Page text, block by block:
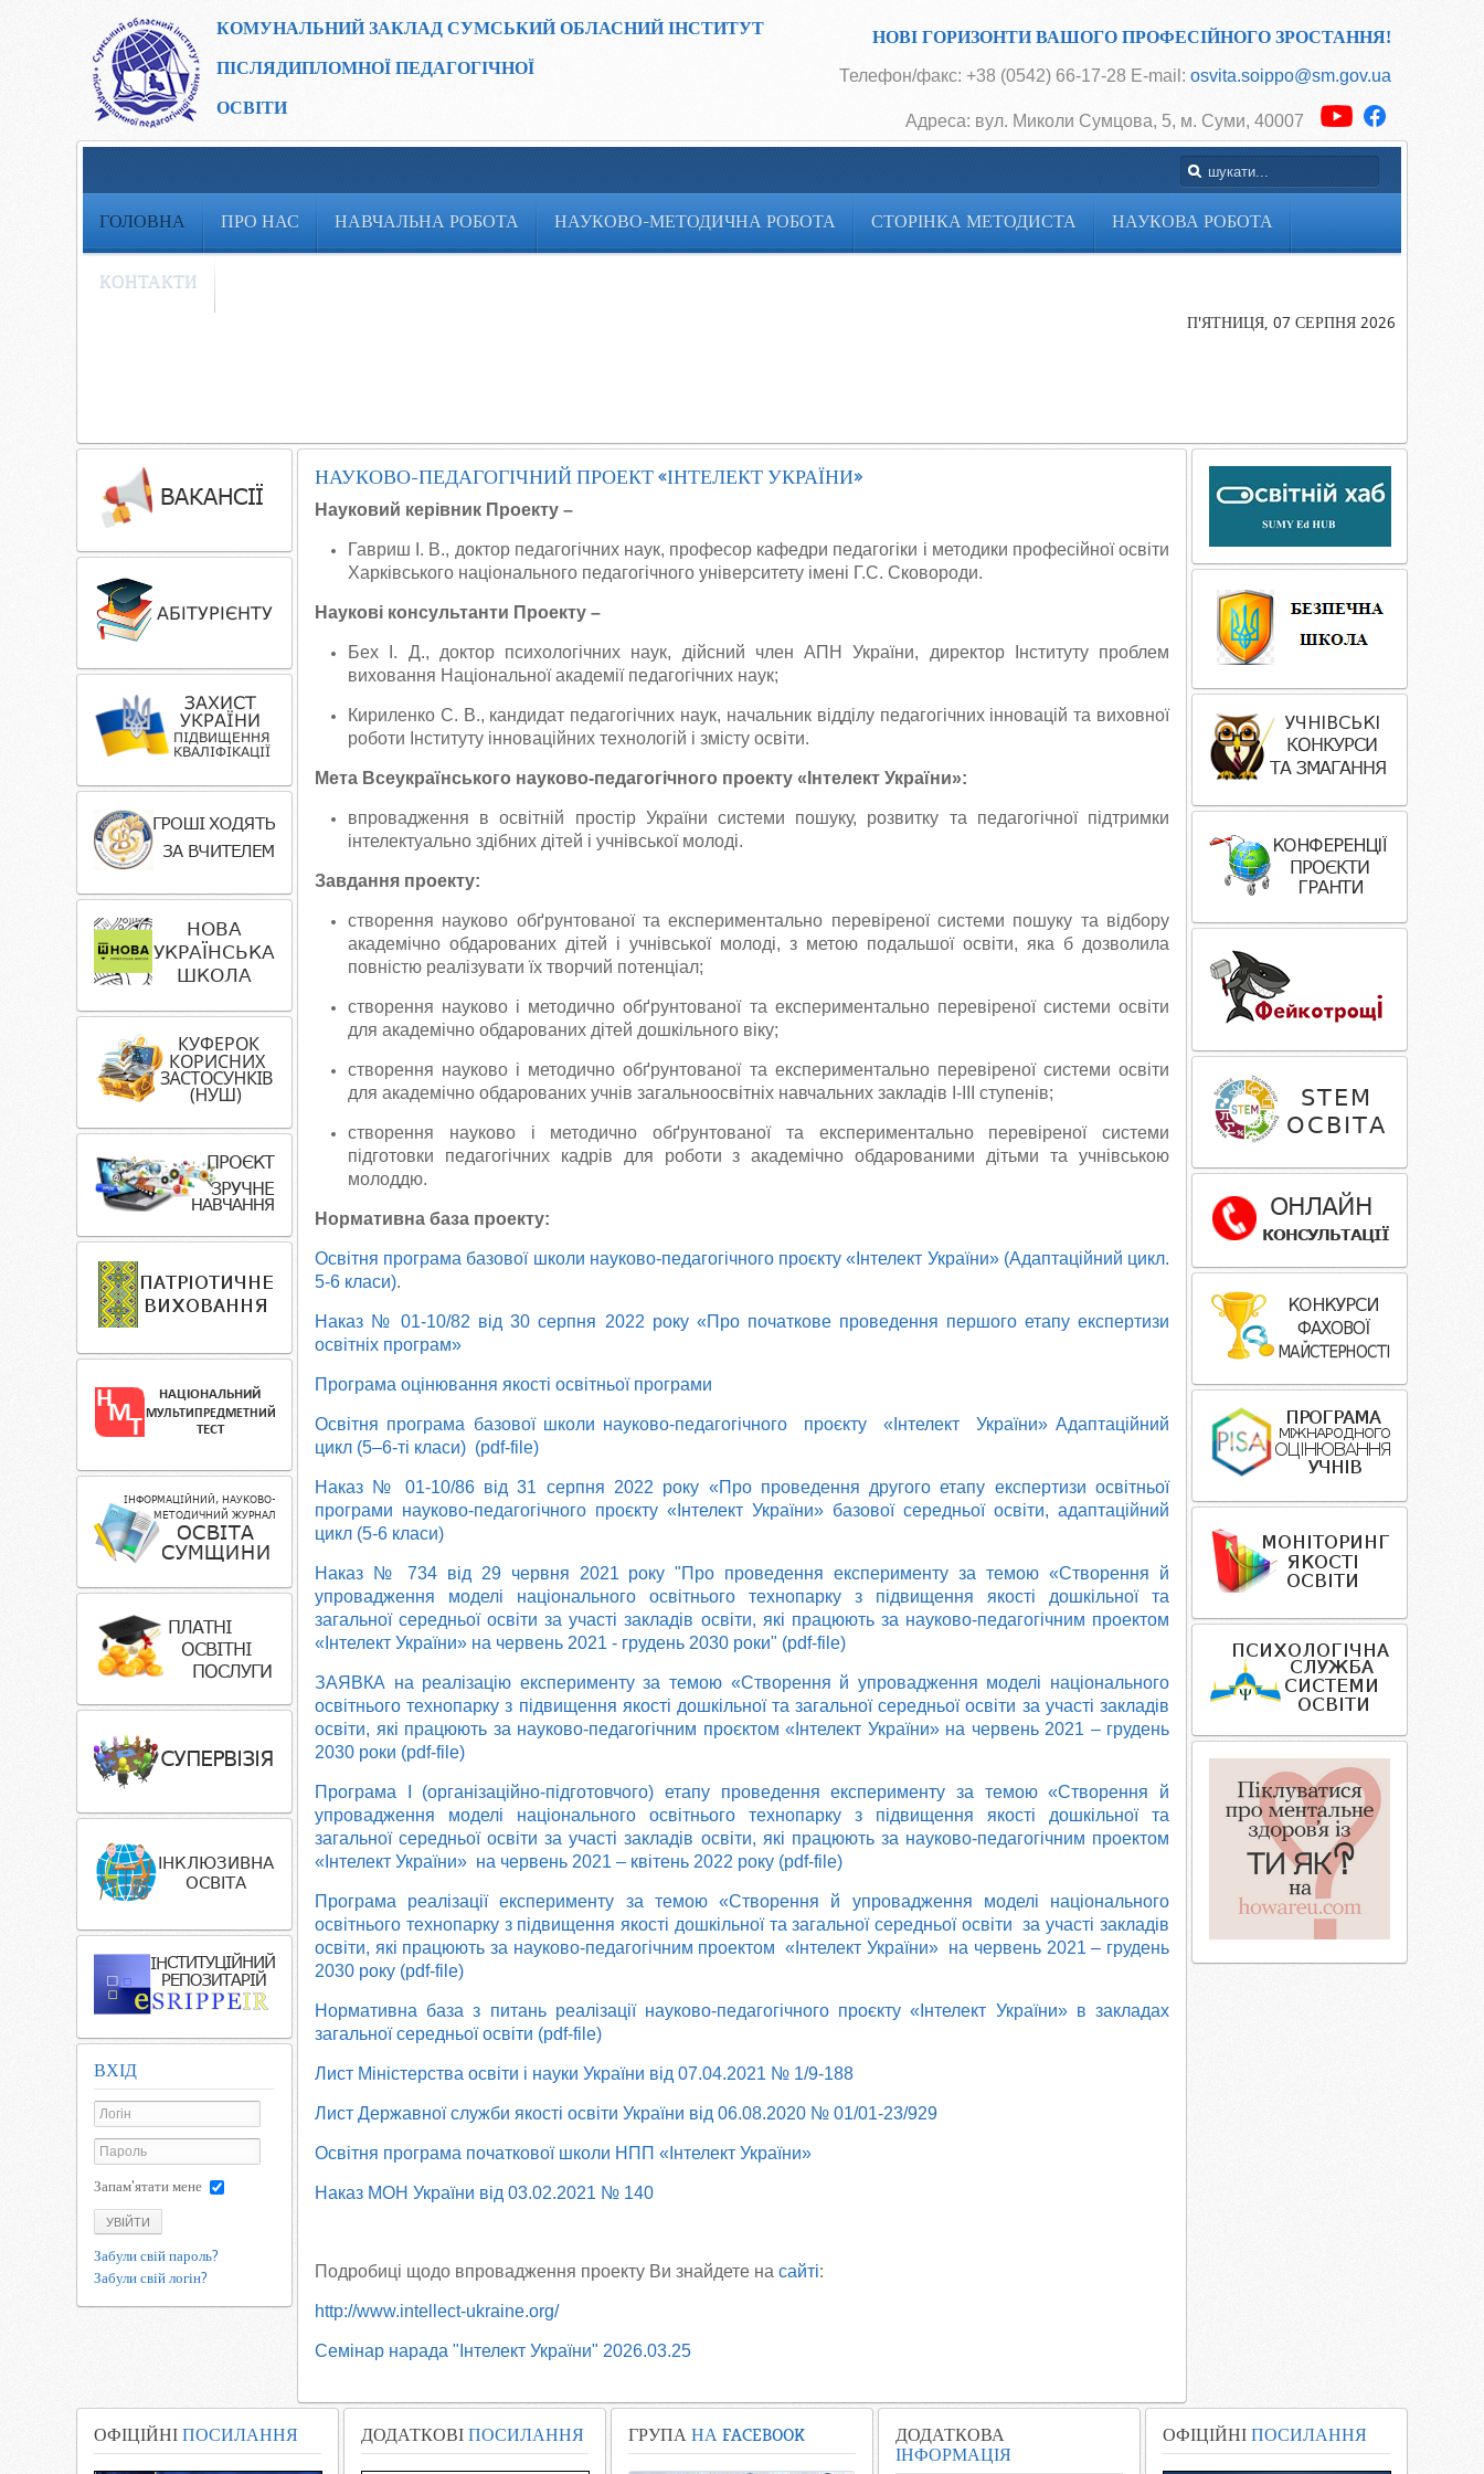
КОМУНАЛЬНИЙ ЗАКЛАД СУМСЬКИЙ ОБЛАСНИЙ ІНСТИТУТ
ПІСЛЯДИПЛОМНОЇ ПЕДАГОГІЧНОЇ
ОСВІТИ
НОВІ ГОРИЗОНТИ ВАШОГО ПРОФЕСІЙНОГО ЗРОСТАННЯ!
Телефон/факс: +38 (0542) 66-17-28 E-mail: osvita.soippo@sm.gov.ua
Адреса: вул. Миколи Сумцова, 5, м. Суми, 40007
ГОЛОВНА ПРО НАС НАВЧАЛЬНА РОБОТА НАУКОВО-МЕТОДИЧНА РОБОТА СТОРІНКА МЕТОДИСТА НАУКОВА РОБОТА
КОНТАКТИ
П'ЯТНИЦЯ, 07 СЕРПНЯ 2026
НАУКОВО-ПЕДАГОГІЧНИЙ ПРОЕКТ «ІНТЕЛЕКТ УКРАЇНИ»
Науковий керівник Проекту –
Гавриш І. В., доктор педагогічних наук, професор кафедри педагогіки і методики професійної освіти
Харківського національного педагогічного університету імені Г.С. Сковороди.
Наукові консультанти Проекту –
Бех І. Д., доктор психологічних наук, дійсний член АПН України, директор Інституту проблем
виховання Національної академії педагогічних наук;
Кириленко С. В., кандидат педагогічних наук, начальник відділу педагогічних інновацій та виховної
роботи Інституту інноваційних технологій і змісту освіти.
Мета Всеукраїнського науково-педагогічного проекту «Інтелект України»:
впровадження в освітній простір України системи пошуку, розвитку та педагогічної підтримки
інтелектуально здібних дітей і учнівської молоді.
Завдання проекту:
створення науково обґрунтованої та експериментально перевіреної системи пошуку та відбору
академічно обдарованих дітей і учнівської молоді, з метою подальшої освіти, яка б дозволила
повністю реалізувати їх творчий потенціал;
створення науково і методично обґрунтованої та експериментально перевіреної системи освіти
для академічно обдарованих дітей дошкільного віку;
створення науково і методично обґрунтованої та експериментально перевіреної системи освіти
для академічно обдарованих учнів загальноосвітніх навчальних закладів І-ІІІ ступенів;
створення науково і методично обґрунтованої та експериментально перевіреної системи
підготовки педагогічних кадрів для роботи з академічно обдарованими дітьми та учнівською
молоддю.
Нормативна база проекту:
Освітня програма базової школи науково-педагогічного проєкту «Інтелект України» (Адаптаційний цикл.
5-6 класи).
Наказ № 01-10/82 від 30 серпня 2022 року «Про початкове проведення першого етапу експертизи
освітніх програм»
Програма оцінювання якості освітньої програми
Освітня програма базової школи науково-педагогічного проєкту «Інтелект України» Адаптаційний
цикл (5–6-ті класи) (pdf-file)
Наказ № 01-10/86 від 31 серпня 2022 року «Про проведення другого етапу експертизи освітньої
програми науково-педагогічного проєкту «Інтелект України» базової середньої освіти, адаптаційний
цикл (5-6 класи)
Наказ № 734 від 29 червня 2021 року "Про проведення експерименту за темою «Створення й
упровадження моделі національного освітнього технопарку з підвищення якості дошкільної та
загальної середньої освіти за участі закладів освіти, які працюють за науково-педагогічним проектом
«Інтелект України» на червень 2021 - грудень 2030 роки" (pdf-file)
ЗАЯВКА на реалізацію експерименту за темою «Створення й упровадження моделі національного
освітнього технопарку з підвищення якості дошкільної та загальної середньої освіти за участі закладів
освіти, які працюють за науково-педагогічним проєктом «Інтелект України» на червень 2021 – грудень
2030 роки (pdf-file)
Програма І (організаційно-підготовчого) етапу проведення експерименту за темою «Створення й
упровадження моделі національного освітнього технопарку з підвищення якості дошкільної та
загальної середньої освіти за участі закладів освіти, які працюють за науково-педагогічним проектом
«Інтелект України» на червень 2021 – квітень 2022 року (pdf-file)
Програма реалізації експерименту за темою «Створення й упровадження моделі національного
освітнього технопарку з підвищення якості дошкільної та загальної середньої освіти за участі закладів
освіти, які працюють за науково-педагогічним проектом «Інтелект України» на червень 2021 – грудень
2030 року (pdf-file)
Нормативна база з питань реалізації науково-педагогічного проєкту «Інтелект України» в закладах
загальної середньої освіти (pdf-file)
Лист Міністерства освіти і науки України від 07.04.2021 № 1/9-188
Лист Державної служби якості освіти України від 06.08.2020 № 01/01-23/929
Освітня програма початкової школи НПП «Інтелект України»
Наказ МОН України від 03.02.2021 № 140
Подробиці щодо впровадження проекту Ви знайдете на сайті:
http://www.intellect-ukraine.org/
Семінар нарада "Інтелект України" 2026.03.25
ВХІД
Запам'ятати мене
УВІЙТИ
Забули свій пароль?
Забули свій логін?
ОФІЦІЙНІ ПОСИЛАННЯ ДОДАТКОВІ ПОСИЛАННЯ ГРУПА НА FACEBOOK
ДОДАТКОВА
ІНФОРМАЦІЯ
ОФІЦІЙНІ ПОСИЛАННЯ